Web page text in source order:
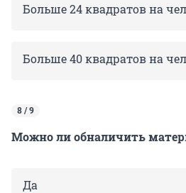
Больше 24 квадратов на
Больше 40 квадратов на
8 / 9
Можно ли обналичить
Да